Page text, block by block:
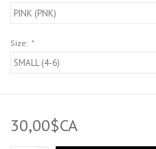
Size: *
30,00$CA